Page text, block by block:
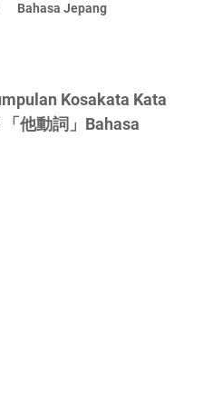
Bahasa Jepang
Kosakata Kata
他動詞」Bahasa